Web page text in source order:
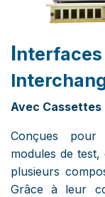
Interfaces
Avec
Conçues pour
modules de
plusieurs
Grâce à leur